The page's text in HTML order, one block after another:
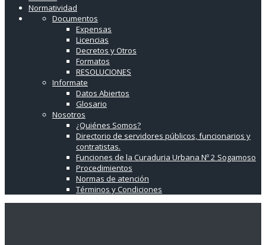
Normatividad
Documentos
Expensas
Licencias
Decretos y Otros
Formatos
RESOLUCIONES
Informate
Datos Abiertos
Glosario
Nosotros
¿Quiénes Somos?
Directorio de servidores públicos, funcionarios y
contratistas.
Funciones de la Curaduria Urbana Nº 2 Sogamoso
Procedimientos
Normas de atención
Términos y Condiciones